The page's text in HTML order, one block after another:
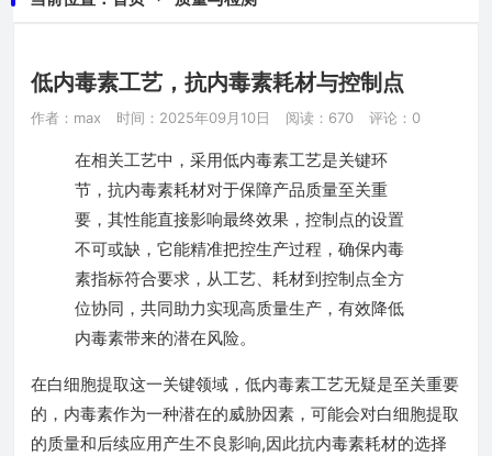
低内毒素工艺，抗内毒素耗材与控制点
作者：max 时间：2025年09月10日 阅读：670 评论：0
在相关工艺中，采用低内毒素工艺是关键环
节，抗内毒素耗材对于保障产品质量至关重
要，其性能直接影响最终效果，控制点的设置
不可或缺，它能精准把控生产过程，确保内毒
素指标符合要求，从工艺、耗材到控制点全方
位协同，共同助力实现高质量生产，有效降低
内毒素带来的潜在风险。
在白细胞提取这一关键领域，低内毒素工艺无疑是至关重要
的，内毒素作为一种潜在的威胁因素，可能会对白细胞提取
的质量和后续应用产生不良影响,因此抗内毒素耗材的选择